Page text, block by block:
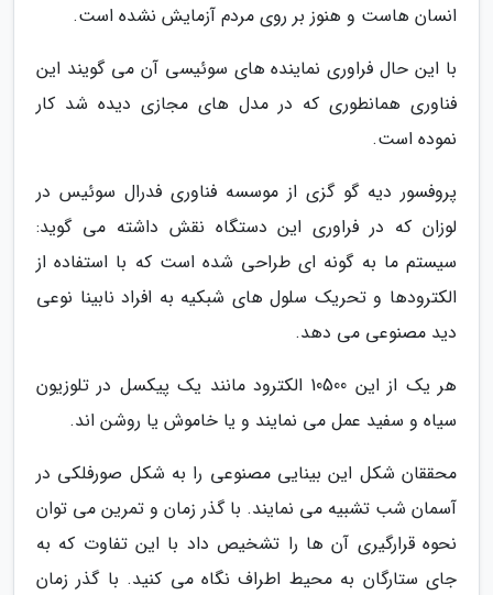
انسان هاست و هنوز بر روی مردم آزمایش نشده است.
با این حال فراوری نماینده های سوئیسی آن می گویند این
فناوری همانطوری که در مدل های مجازی دیده شد کار
نموده است.
پروفسور دیه گو گزی از موسسه فناوری فدرال سوئیس در
لوزان که در فراوری این دستگاه نقش داشته می گوید:
سیستم ما به گونه ای طراحی شده است که با استفاده از
الکترودها و تحریک سلول های شبکیه به افراد نابینا نوعی
دید مصنوعی می دهد.
هر یک از این 10500 الکترود مانند یک پیکسل در تلوزیون
سیاه و سفید عمل می نمایند و یا خاموش یا روشن اند.
محققان شکل این بینایی مصنوعی را به شکل صورفلکی در
آسمان شب تشبیه می نمایند. با گذر زمان و تمرین می توان
نحوه قرارگیری آن ها را تشخیص داد با این تفاوت که به
جای ستارگان به محیط اطراف نگاه می کنید. با گذر زمان